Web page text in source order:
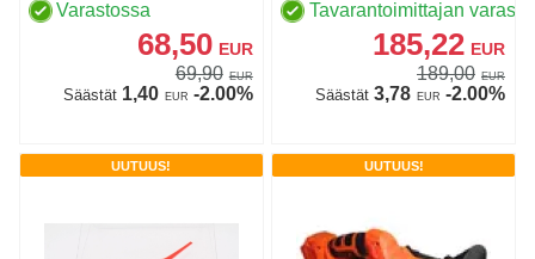
Varastossa
68,50 EUR
69,90 EUR
Säästät1,40 EUR -2.00%
Tavarantoimittajan
185,22 EUR
189,00 EUR
Säästät3,78 EUR -2.00%
UUTUUS! UUTUUS!